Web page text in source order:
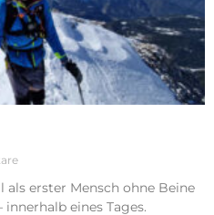
erster Mensch ohne Beine
eines Tages.